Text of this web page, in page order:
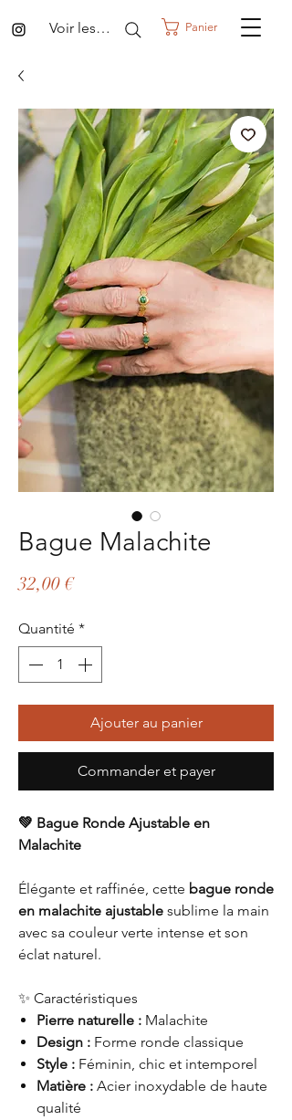
Panier
Voir les points
Bague Malachite
32,00 €Prix
Quantité *
Ajouter au panier
Commander et payer
💚 Bague Ronde Ajustable en
Malachite
Élégante et raffinée, cette bague ronde
en malachite ajustable sublime la main
avec sa couleur verte intense et son
éclat naturel.
✨ Caractéristiques
Pierre naturelle : Malachite
Design : Forme ronde classique
Style : Féminin, chic et intemporel
Matière : Acier inoxydable de haute
qualité